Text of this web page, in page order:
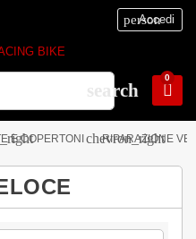
search
person
Accedi
0
E COPERTONIchevron_right
RIPARAZIONE